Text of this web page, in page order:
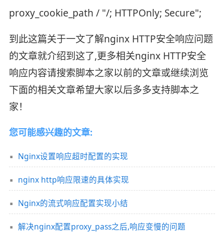
proxy_cookie_path / "/; HTTPOnly; Secure";
到此这篇关于一文了解nginx HTTP安全响应问题
的文章就介绍到这了,更多相关nginx HTTP安全
响应内容请搜索脚本之家以前的文章或继续浏览
下面的相关文章希望大家以后多多支持脚本之
家！
您可能感兴趣的文章:
Nginx设置响应超时配置的实现
nginx http响应限速的具体实现
Nginx的流式响应配置实现小结
解决nginx配置proxy_pass之后,响应变慢的问题